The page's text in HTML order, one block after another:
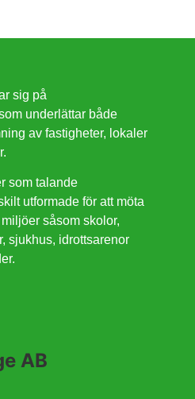
sig på
underlättar både
av fastigheter, lokaler
som talande
utformade för att möta
såsom skolor,
sjukhus, idrottsarenor
AB